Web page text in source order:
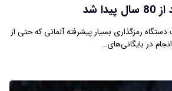
شد
رمزگذاری بسیار پیشرفته آلمانی که حتی از
در بایگانی‌های…